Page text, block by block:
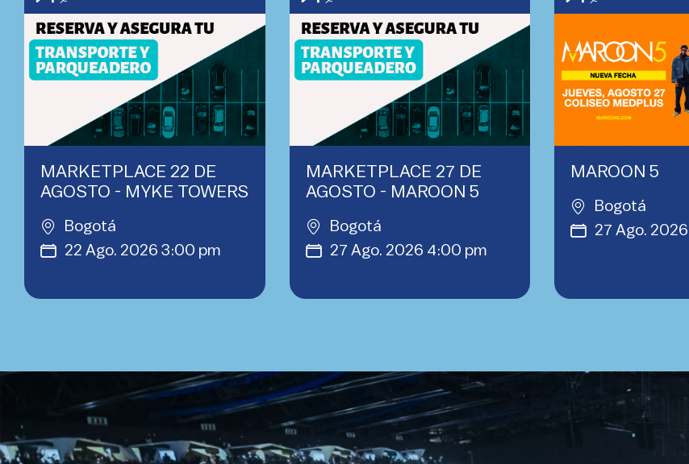
MARKETPLACE 22 DE
AGOSTO - MYKE TOWERS
Bogotá
22 Ago. 2026 3:00 pm
MARKETPLACE 27 DE
AGOSTO - MAROON 5
Bogotá
27 Ago. 2026 4:00 pm
MAROON 5
Bogotá
27 Ago.